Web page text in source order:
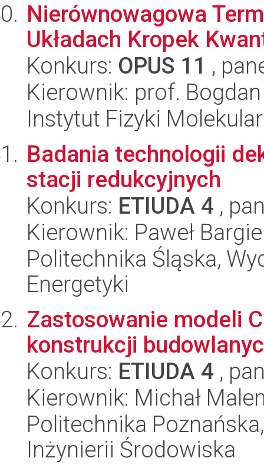
Nierównowagowa
Układach Kropek
Konkurs: OPUS 11 ,
Kierownik: prof. Bogdan
Instytut Fizyki
Badania technologii
stacji redukcyjnych
Konkurs: ETIUDA 4 ,
Kierownik: Paweł
Politechnika Śląska,
Energetyki
Zastosowanie modeli
konstrukcji
Konkurs: ETIUDA 4 ,
Kierownik: Michał
Politechnika
Inżynierii Środowiska